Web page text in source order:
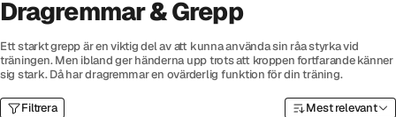
Dragremmar & Grepp
Ett starkt grepp är en viktig del av att kunna använda sin råa styrka vid
träningen. Men ibland ger händerna upp trots att kroppen fortfarande känner
sig stark. Då har dragremmar en ovärderlig funktion för din träning.
Filtrera Mest relevant